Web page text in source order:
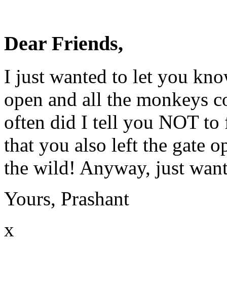
Dear Friends,
I just wanted to let you
open and all the monkeys
often did I tell you NOTto
that you also left the gate
the wild! Anyway, just
Yours, Prashant
x